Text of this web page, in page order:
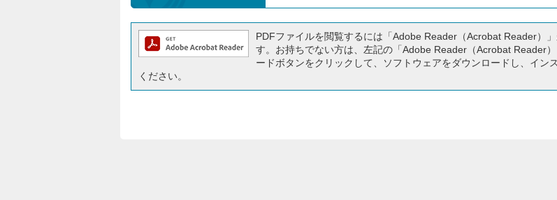
PDFファイルを閲覧するには「Adobe Reader（Acrobat Reader）
す。お持ちでない方は、左記の「Adobe Reader（Acrobat Reader
ードボタンをクリックして、ソフトウェアをダウンロードし、イン
ください。